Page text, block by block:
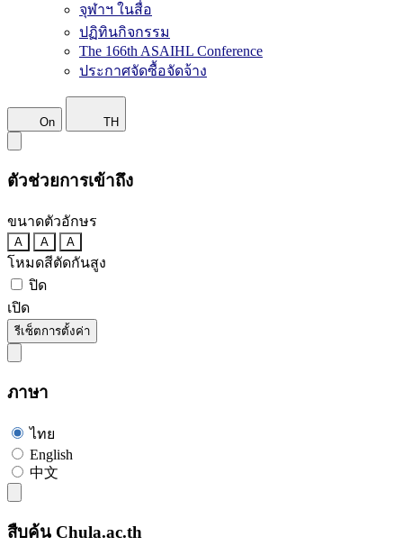
จุฬาฯ ในสื่อ
ปฏิทินกิจกรรม
The 166th ASAIHL Conference
ประกาศจัดซื้อจัดจ้าง
On TH
ตัวช่วยการเข้าถึง
ขนาดตัวอักษร
A A A
โหมดสีตัดกันสูง
ปิด
เปิด
รีเซ็ตการตั้งค่า
ภาษา
ไทย
English
中文
สืบค้น Chula.ac.th